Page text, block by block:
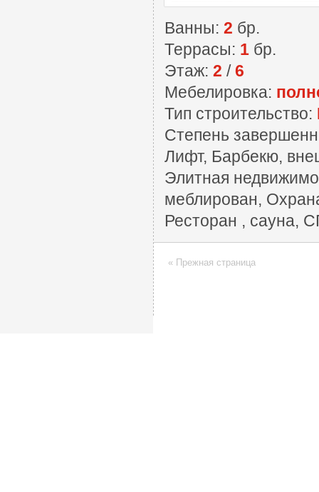
Ванны: 2 бр.
Террасы: 1 бр.
Этаж: 2 /6
Мебелировка:
Тип строительство:
Степень
Лифт, Барбекю,
Элитная
меблирован,
Ресторан , сауна,
« Прежная страница